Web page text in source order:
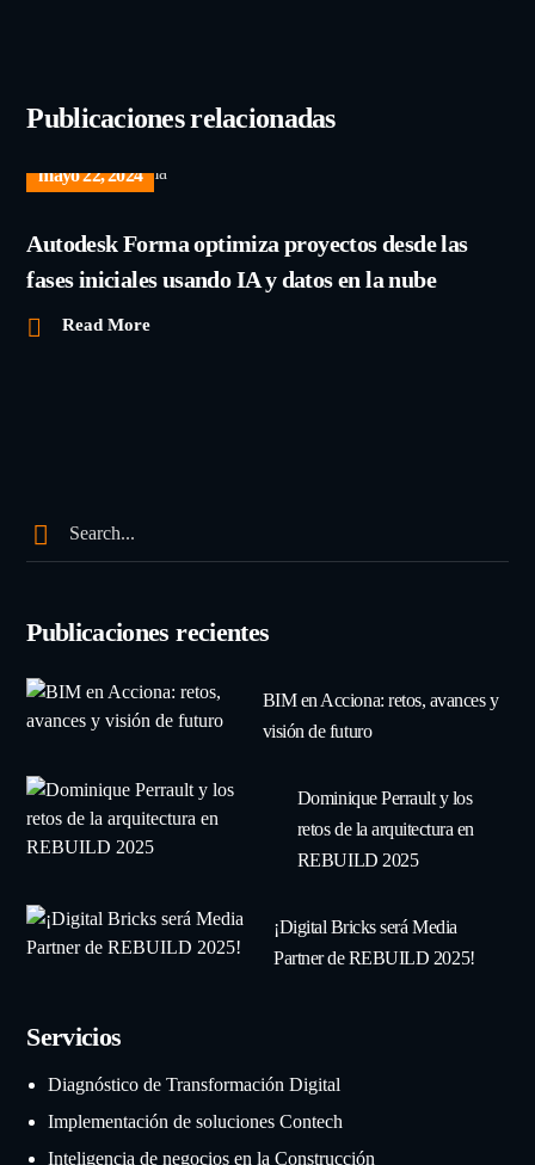
Publicaciones relacionadas
mayo 22, 2024
Autodesk Forma optimiza proyectos desde las
fases iniciales usando IA y datos en la nube
Read More
Publicaciones recientes
BIM en Acciona: retos, avances y
visión de futuro
Dominique Perrault y los
retos de la arquitectura en
REBUILD 2025
¡Digital Bricks será Media
Partner de REBUILD 2025!
Servicios
Diagnóstico de Transformación Digital
Implementación de soluciones Contech
Inteligencia de negocios en la Construcción